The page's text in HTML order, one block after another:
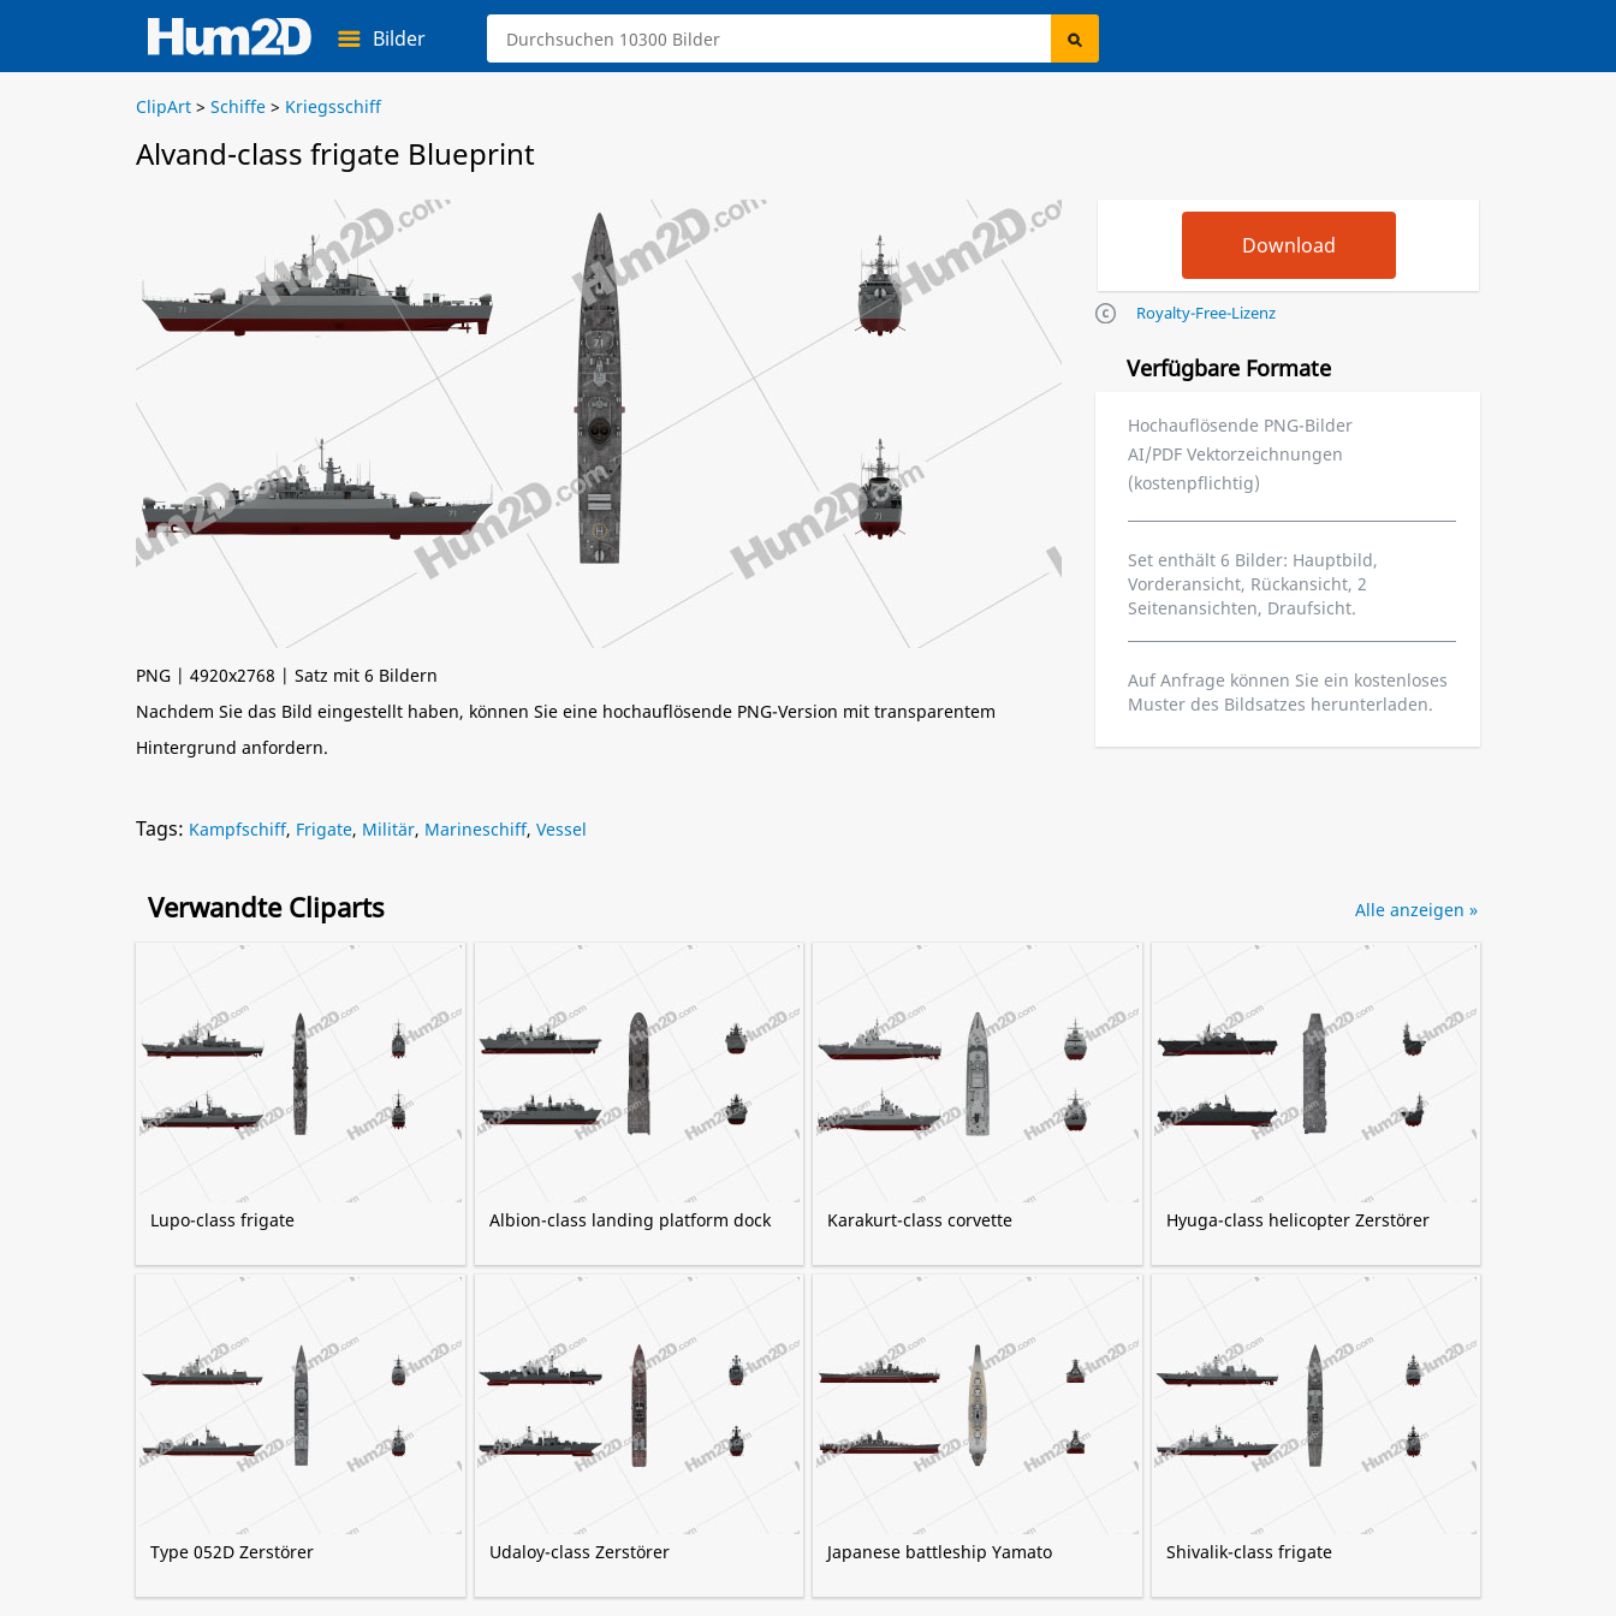
Bilder
ClipArt > Schiffe > Kriegsschiff
Alvand-class frigate Blueprint
PNG | 4920x2768 | Satz mit 6 Bildern
Nachdem Sie das Bild eingestellt haben, können Sie eine hochauflösende PNG-Version mit transparentem
Hintergrund anfordern.
Royalty-Free-Lizenz
Verfügbare Formate
Hochauflösende PNG-Bilder
AI/PDF Vektorzeichnungen
(kostenpflichtig)
Set enthält 6 Bilder: Hauptbild,
Vorderansicht, Rückansicht, 2
Seitenansichten, Draufsicht.
Auf Anfrage können Sie ein kostenloses
Muster des Bildsatzes herunterladen.
Tags: Kampfschiff, Frigate, Militär, Marineschiff, Vessel
Verwandte Cliparts
Lupo-class frigate Albion-class landing platform dock Karakurt-class corvette Hyuga-class helicopter Zerstörer
Type 052D Zerstörer Udaloy-class Zerstörer Japanese battleship Yamato Shivalik-class frigate
Alle anzeigen »